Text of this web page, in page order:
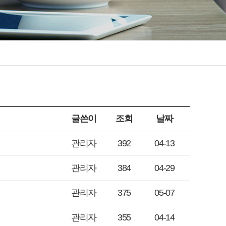
글쓴이 조회 날짜
관리자 392 04-13
관리자 384 04-29
관리자 375 05-07
관리자 355 04-14